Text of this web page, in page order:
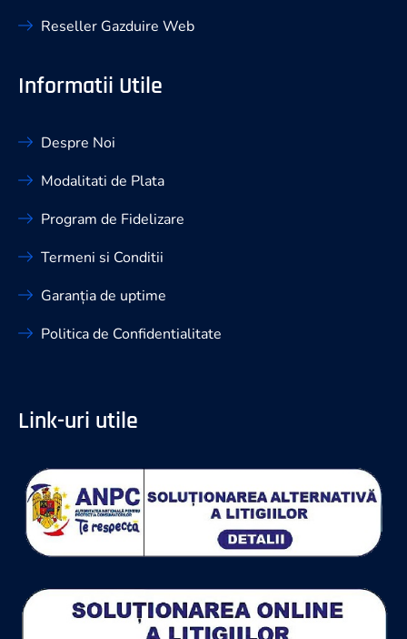
Reseller Gazduire Web
Informatii Utile
Despre Noi
Modalitati de Plata
Program de Fidelizare
Termeni si Conditii
Garanția de uptime
Politica de Confidentialitate
Link-uri utile